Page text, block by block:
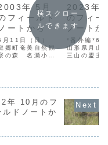
年 5月
フィールド
ノートから
月11日（日）
郷町奄美自然観
の森 名瀬小学
引き連れ、自然
観察の森を歩く。
これだけの子ども
な話で、鳥の姿
2023年
のフィー
ノートか
*番外編*6
山形県月山
三山の盟主
社を経由し
に抜けるル
メインだが
山側の登山
なので、今
横スクロー
ルできます
年 10月のフ
ルドノートか